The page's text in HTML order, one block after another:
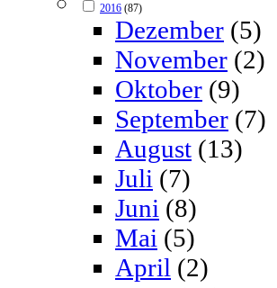
2016 (87)
Dezember (5)
November (2)
Oktober (9)
September (7)
August (13)
Juli (7)
Juni (8)
Mai (5)
April (2)